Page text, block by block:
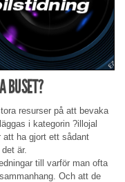
BUSET?
resurser på att bevaka
i kategorin ?illojal
att ha gjort ett sådant
är.
till varför man ofta
Och att de